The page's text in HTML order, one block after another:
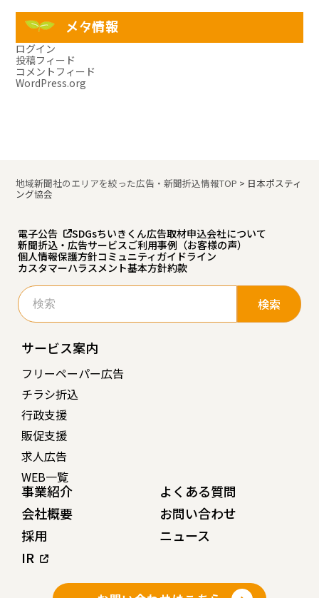
メタ情報
ログイン
投稿フィード
コメントフィード
WordPress.org
地域新聞社のエリアを絞った広告・新聞折込情報TOP > 日本ポスティ
ング協会
電子公告 SDGsちいきくん広告取材申込会社について
新聞折込・広告サービスご利用事例（お客様の声）
個人情報保護方針コミュニティガイドライン
カスタマーハラスメント基本方針約款
検
索:
サービス案内
フリーペーパー広告
チラシ折込
行政支援
販促支援
求人広告
WEB一覧
事業紹介
会社概要
採用
IR
よくある質問
お問い合わせ
ニュース